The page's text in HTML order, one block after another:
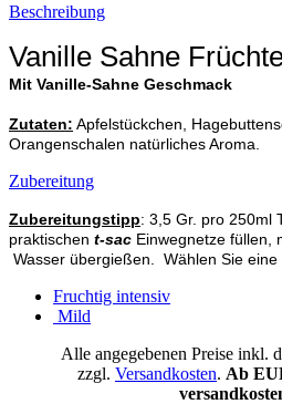
Beschreibung
Vanille Sahne
Mit Vanille-Sahne Geschmack
Zutaten: Apfelstückchen,
Orangenschalen natürliches Aroma.
Zubereitung
Zubereitungstipp: 3,5 Gr. pro 250ml
praktischen t-sac Einwegnetze füllen,
Wasser übergießen. Wählen Sie eine
Fruchtig intensiv
Mild
Alle angegebenen Preise inkl.
zzgl. Versandkosten. Ab